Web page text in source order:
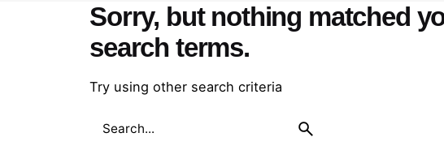
Sorry, but nothing matched
search terms.
Try using other search criteria